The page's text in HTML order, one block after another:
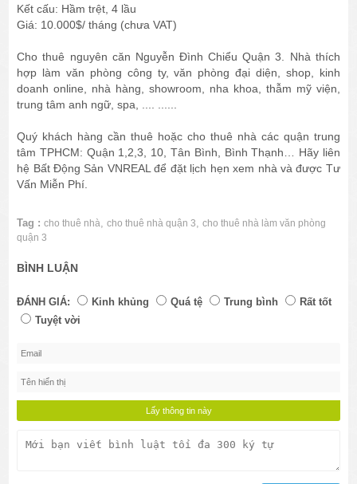
Kết cấu: Hầm trệt, 4 lầu
Giá: 10.000$/ tháng (chưa VAT)
Cho thuê nguyên căn Nguyễn Đình Chiểu Quận 3. Nhà thích
hợp làm văn phòng công ty, văn phòng đại diện, shop, kinh
doanh online, nhà hàng, showroom, nha khoa, thẫm mỹ viện,
trung tâm anh ngữ, spa, .... ......
Quý khách hàng cần thuê hoặc cho thuê nhà các quận trung
tâm TPHCM: Quận 1,2,3, 10, Tân Bình, Bình Thạnh… Hãy liên
hệ Bất Động Sản VNREAL để đặt lịch hẹn xem nhà và được Tư
Vấn Miễn Phí.
Tag : cho thuê nhà ,cho thuê nhà quận 3 ,cho thuê nhà làm văn phòng
quận 3
BÌNH LUẬN
ĐÁNH GIÁ: Kinh khủng Quá tệ Trung bình
Rất tốt
Tuyệt vời